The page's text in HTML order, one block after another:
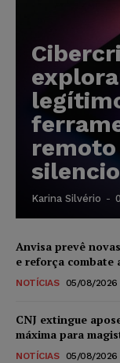
Karina Silvério -
Anvisa prevê
e reforça combate
NOTÍCIAS 05/08/2026
CNJ extingue
máxima para
NOTÍCIAS 05/08/2026